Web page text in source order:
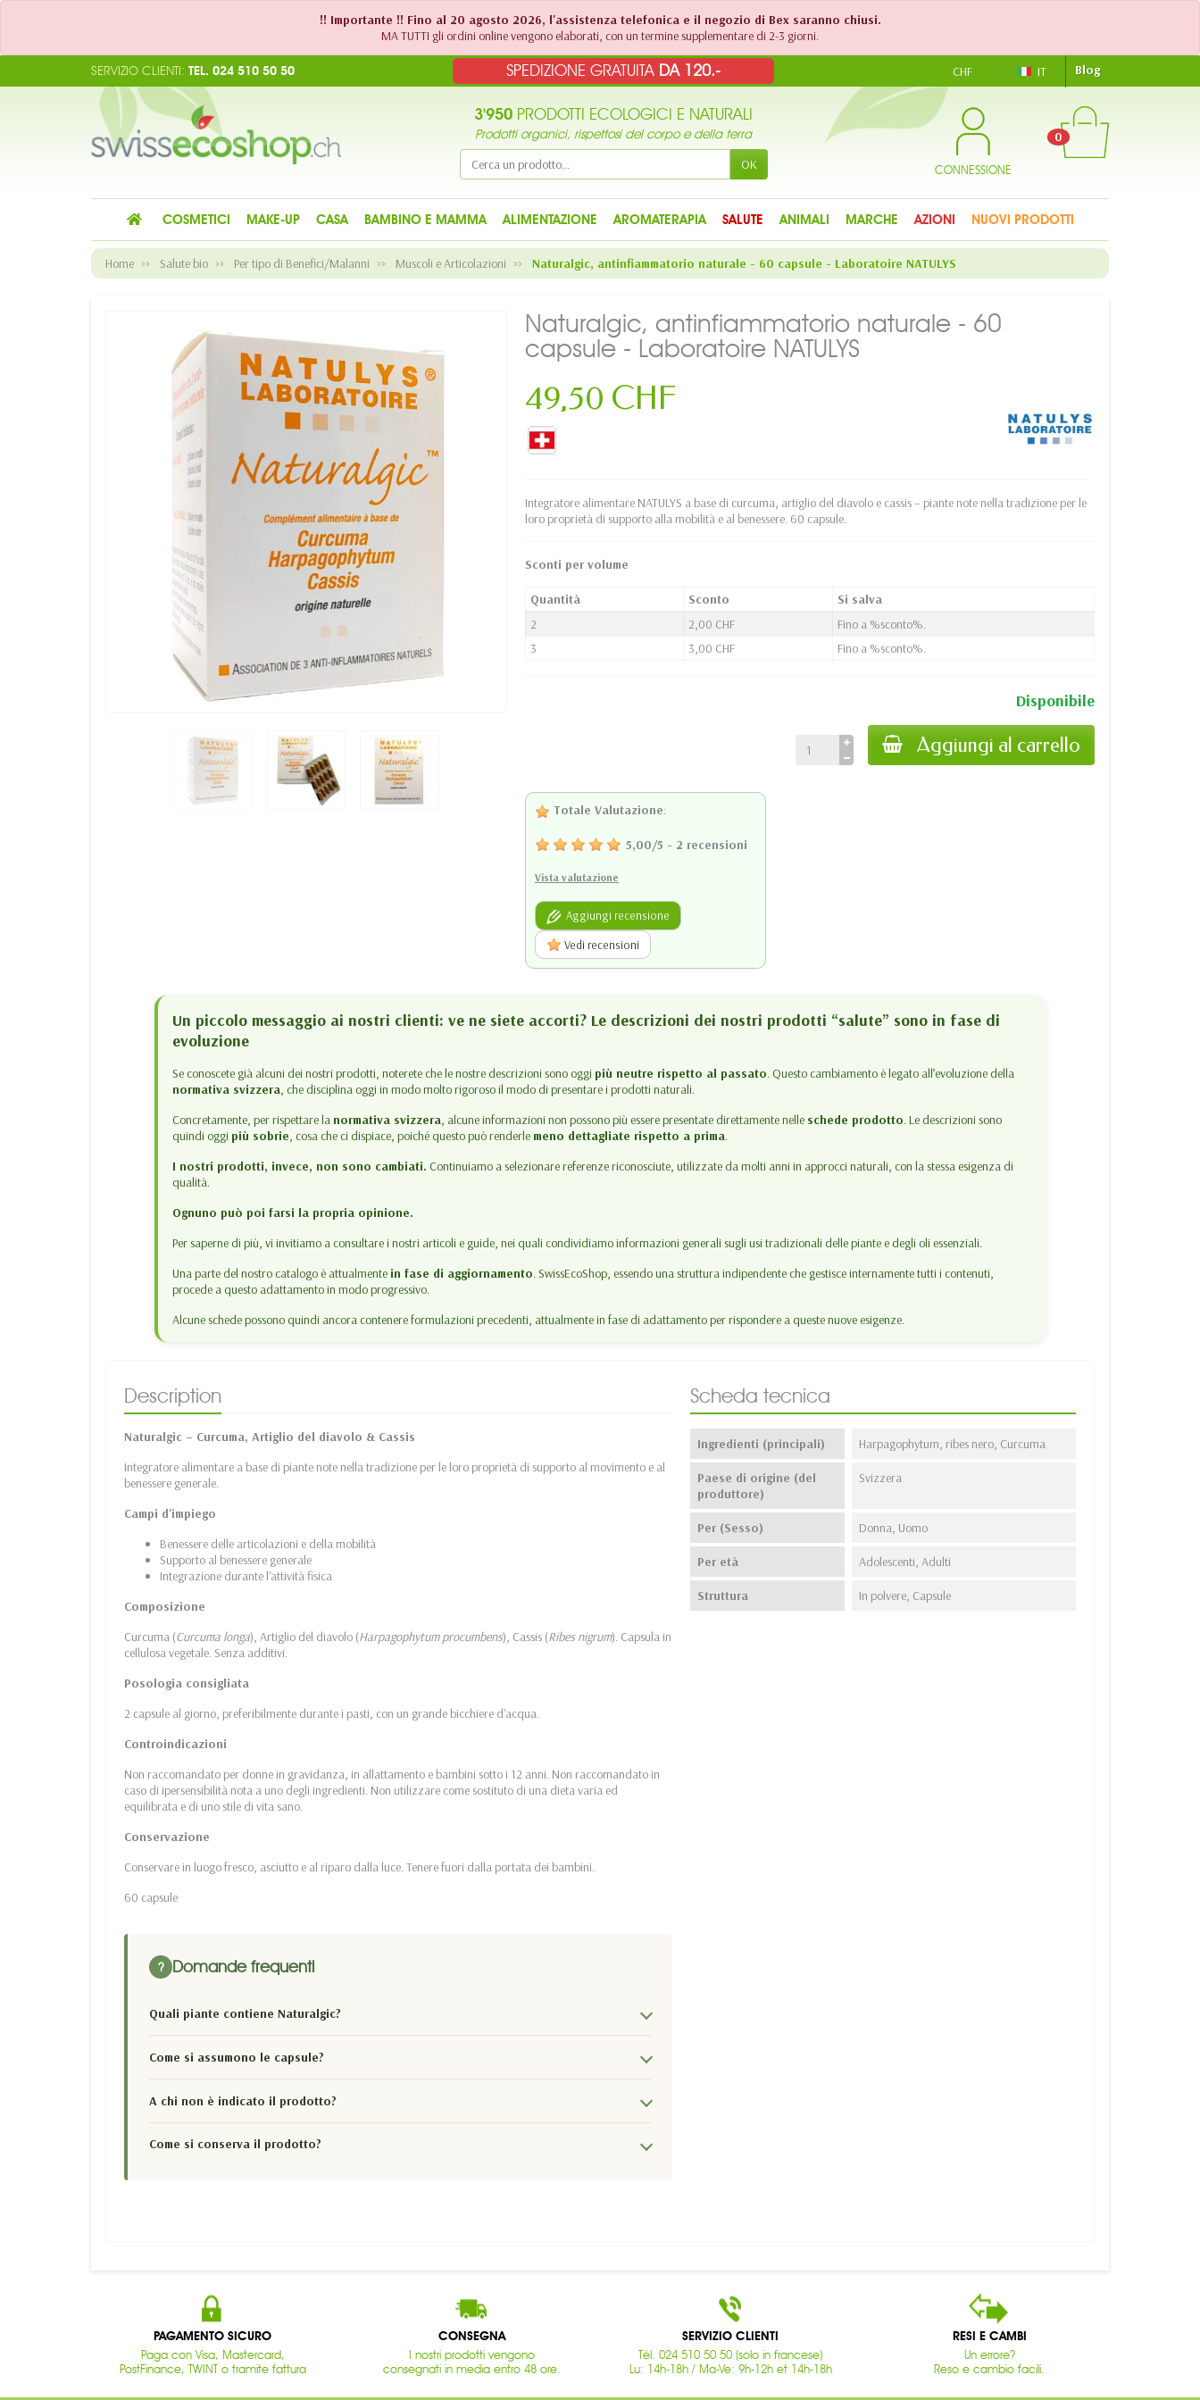
!! Importante !! Fino al 20 agosto 2026, l'assistenza telefonica e il negozio di Bex saranno chiusi.
MA TUTTI gli ordini online vengono elaborati, con un termine supplementare di 2-3 giorni.
SPEDIZIONE GRATUITA DA 120.-
SERVIZIO CLIENTI: TEL. 024 510 50 50 CHF IT Blog
3'950 PRODOTTI ECOLOGICI E NATURALI
Prodotti organici, rispettosi del corpo e della terra
OK CONNESSIONE
0
COSMETICI MAKE-UP CASA BAMBINO E MAMMA ALIMENTAZIONE AROMATERAPIA SALUTE ANIMALI MARCHE AZIONI NUOVI PRODOTTI
Home Salute bio Per tipo di Benefici/Malanni Muscoli e Articolazioni Naturalgic, antinfiammatorio naturale - 60 capsule - Laboratoire NATULYS
Naturalgic, antinfiammatorio naturale - 60
capsule - Laboratoire NATULYS
49,50 CHF
Integratore alimentare NATULYS a base di curcuma, artiglio del diavolo e cassis – piante note nella tradizione per le
loro proprietà di supporto alla mobilità e al benessere. 60 capsule.
Sconti per volume
Quantità Sconto
Si salva
2
2,00 CHF
Fino a %sconto%.
3
3,00 CHF Fino a %sconto%.
Disponibile
Aggiungi al carrello
Totale Valutazione:
5,00/5 - 2 recensioni
Vista valutazione
Aggiungi recensione
Vedi recensioni
Un piccolo messaggio ai nostri clienti: ve ne siete accorti? Le descrizioni dei nostri prodotti “salute” sono in fase di
evoluzione
Se conoscete già alcuni dei nostri prodotti, noterete che le nostre descrizioni sono oggi più neutre rispetto al passato. Questo cambiamento è legato all’evoluzione della
normativa svizzera , che disciplina oggi in modo molto rigoroso il modo di presentare i prodotti naturali.
Concretamente, per rispettare la normativa svizzera , alcune informazioni non possono più essere presentate direttamente nelle schede prodotto. Le descrizioni sono
quindi oggi più sobrie , cosa che ci dispiace, poiché questo può renderle meno dettagliate rispetto a prima.
I nostri prodotti, invece, non sono cambiati. Continuiamo a selezionare referenze riconosciute, utilizzate da molti anni in approcci naturali, con la stessa esigenza di
qualità.
Ognuno può poi farsi la propria opinione.
Per saperne di più, vi invitiamo a consultare i nostri articoli e guide, nei quali condividiamo informazioni generali sugli usi tradizionali delle piante e degli oli essenziali.
Una parte del nostro catalogo è attualmente in fase di aggiornamento. SwissEcoShop, essendo una struttura indipendente che gestisce internamente tutti i contenuti,
procede a questo adattamento in modo progressivo.
Alcune schede possono quindi ancora contenere formulazioni precedenti, attualmente in fase di adattamento per rispondere a queste nuove esigenze.
Description
Naturalgic – Curcuma, Artiglio del diavolo & Cassis
Integratore alimentare a base di piante note nella tradizione per le loro proprietà di supporto al movimento e al
benessere generale.
Campi d'impiego
Benessere delle articolazioni e della mobilità
Supporto al benessere generale
Integrazione durante l'attività fisica
Composizione
Curcuma (Curcuma longa), Artiglio del diavolo (Harpagophytum procumbens), Cassis (Ribes nigrum). Capsula in
cellulosa vegetale. Senza additivi.
Posologia consigliata
2 capsule al giorno, preferibilmente durante i pasti, con un grande bicchiere d'acqua.
Controindicazioni
Non raccomandato per donne in gravidanza, in allattamento e bambini sotto i 12 anni. Non raccomandato in
caso di ipersensibilità nota a uno degli ingredienti. Non utilizzare come sostituto di una dieta varia ed
equilibrata e di uno stile di vita sano.
Conservazione
Conservare in luogo fresco, asciutto e al riparo dalla luce. Tenere fuori dalla portata dei bambini.
60 capsule
? Domande frequenti
Quali piante contiene Naturalgic?
Come si assumono le capsule?
A chi non è indicato il prodotto?
Come si conserva il prodotto?
Scheda tecnica
Ingredienti (principali) Harpagophytum, ribes nero, Curcuma
Paese di origine (del
produttore)
Svizzera
Per (Sesso) Donna, Uomo
Per età Adolescenti, Adulti
Struttura In polvere, Capsule
PAGAMENTO SICURO
Paga con Visa, Mastercard,
PostFinance, TWINT o tramite fattura
CONSEGNA
I nostri prodotti vengono
consegnati in media entro 48 ore.
SERVIZIO CLIENTI
Tél. 024 510 50 50 (solo in francese)
Lu: 14h-18h / Ma-Ve: 9h-12h et 14h-18h
RESI E CAMBI
Un errore?
Reso e cambio facili.